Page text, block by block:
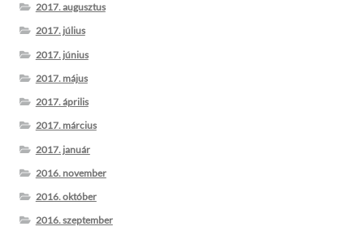
2017. augusztus
2017. július
2017. június
2017. május
2017. április
2017. március
2017. január
2016. november
2016. október
2016. szeptember